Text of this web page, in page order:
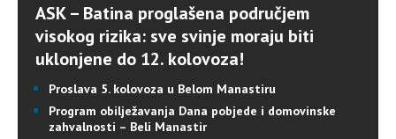
ASK – Batina proglašena područjem
visokog rizika: sve svinje moraju biti
uklonjene do 12. kolovoza!
Proslava 5. kolovoza u Belom Manastiru
Program obilježavanja Dana pobjede i domovinske
zahvalnosti – Beli Manastir